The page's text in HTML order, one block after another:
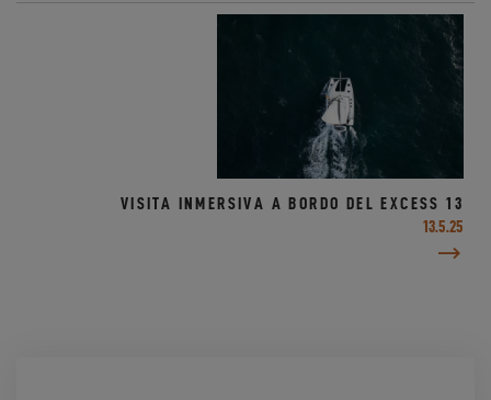
VISITA INMERSIVA A BORDO DEL EXCESS 13
13.5.25